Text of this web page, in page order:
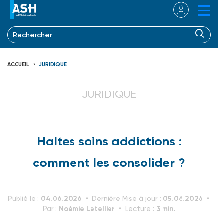
ACCUEIL JURIDIQUE
JURIDIQUE
Haltes soins addictions :
comment les consolider ?
Publié le : 04.06.2026 Dernière Mise à jour : 05.06.2026
Par : Noémie Letellier Lecture : 3 min.